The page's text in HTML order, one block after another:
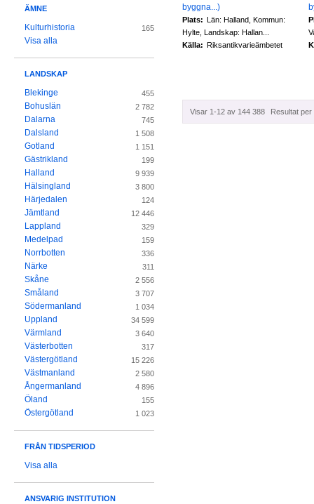
byggna...)
Plats: Län: Halland, Kommun:
Hylte, Landskap: Hallan...
Källa: Riksantikvarieämbetet
Visar 1-12 av 144 388 Resultat per
ÄMNE
Kulturhistoria 165
Visa alla
LANDSKAP
Blekinge 455
Bohuslän 2 782
Dalarna 745
Dalsland 1 508
Gotland 1 151
Gästrikland 199
Halland 9 939
Hälsingland 3 800
Härjedalen 124
Jämtland 12 446
Lappland 329
Medelpad 159
Norrbotten 336
Närke 311
Skåne 2 556
Småland 3 707
Södermanland 1 034
Uppland 34 599
Värmland 3 640
Västerbotten 317
Västergötland 15 226
Västmanland 2 580
Ångermanland 4 896
Öland 155
Östergötland 1 023
FRÅN TIDSPERIOD
Visa alla
ANSVARIG INSTITUTION